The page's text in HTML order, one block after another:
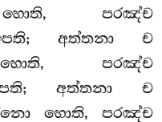
පරඤ්ච
අත්තනා ච
පරඤ්ච
අත්තනා ච
හොති, පරඤ්ච